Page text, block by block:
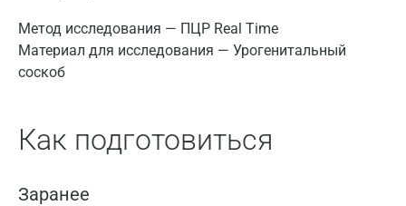
Метод исследования — ПЦР Real Time
Материал для исследования — Урогенитальный
соскоб
Как подготовиться
Заранее